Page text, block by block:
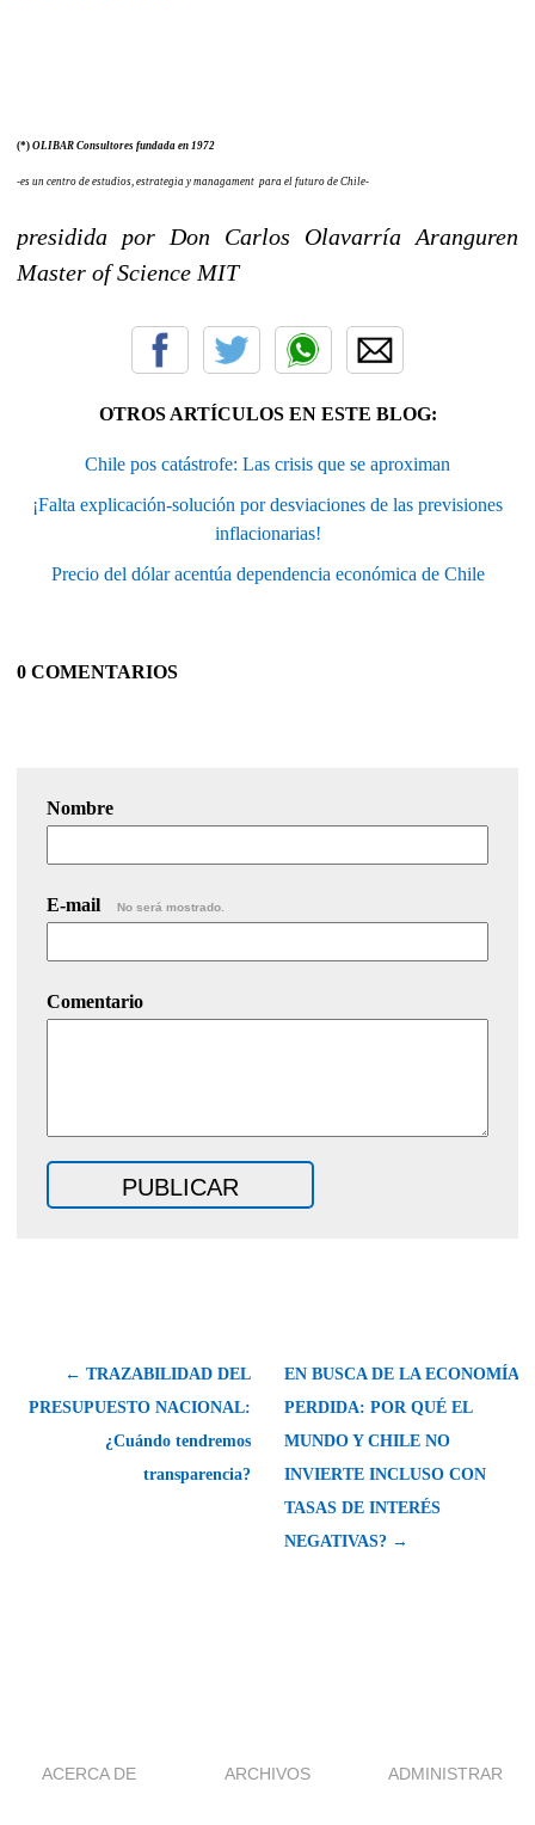
(*) OLIBAR Consultores fundada en 1972
-es un centro de estudios, estrategia y managament para el futuro de Chile-
presidida por Don Carlos Olavarría Aranguren
Master of Science MIT
OTROS ARTÍCULOS EN ESTE BLOG:
Chile pos catástrofe: Las crisis que se aproximan
¡Falta explicación-solución por desviaciones de las previsiones
inflacionarias!
Precio del dólar acentúa dependencia económica de Chile
0 COMENTARIOS
Nombre
E-mail No será mostrado.
Comentario
← TRAZABILIDAD DEL
PRESUPUESTO NACIONAL:
¿Cuándo tendremos
transparencia?
EN BUSCA DE LA ECONOMÍA
PERDIDA: POR QUÉ EL
MUNDO Y CHILE NO
INVIERTE INCLUSO CON
TASAS DE INTERÉS
NEGATIVAS? →
ACERCA DE ARCHIVOS ADMINISTRAR